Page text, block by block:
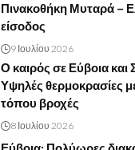
Πινακοθήκη Μυταρά –
είσοδος
9 Ιουλίου 2026
Ο καιρός σε Εύβοια και
Υψηλές θερμοκρασίες
τόπου βροχές
8 Ιουλίου 2026